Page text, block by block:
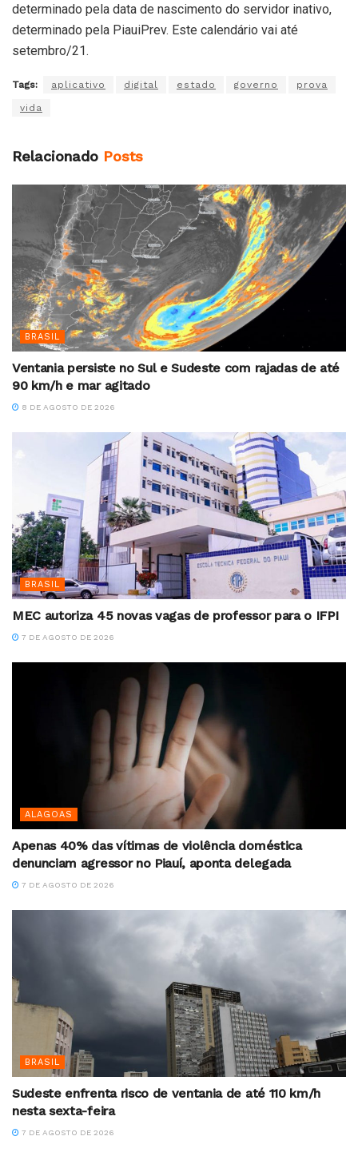
determinado pela data de nascimento do servidor inativo,
determinado pela PiauiPrev. Este calendário vai até
setembro/21.
Tags: aplicativo digital estado governo prova
vida
Relacionado Posts
BRASIL
Ventania persiste no Sul e Sudeste com rajadas de até
90 km/h e mar agitado
8 DE AGOSTO DE 2026
BRASIL
MEC autoriza 45 novas vagas de professor para o IFPI
7 DE AGOSTO DE 2026
ALAGOAS
Apenas 40% das vítimas de violência doméstica
denunciam agressor no Piauí, aponta delegada
7 DE AGOSTO DE 2026
BRASIL
Sudeste enfrenta risco de ventania de até 110 km/h
nesta sexta-feira
7 DE AGOSTO DE 2026